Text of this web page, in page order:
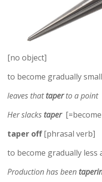
[no object]
to become gradually
leaves thattaperto a point
Her slackstaper
taper off[phrasal verb]
to become gradually less
Production has been